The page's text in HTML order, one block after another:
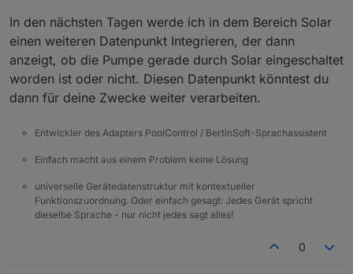
In den nächsten Tagen werde ich in dem Bereich Solar
einen weiteren Datenpunkt Integrieren, der dann
anzeigt, ob die Pumpe gerade durch Solar eingeschaltet
worden ist oder nicht. Diesen Datenpunkt könntest du
dann für deine Zwecke weiter verarbeiten.
Entwickler des Adapters PoolControl / BertinSoft-Sprachassistent
Einfach macht aus einem Problem keine Lösung
universelle Gerätedatenstruktur mit kontextueller
Funktionszuordnung. Oder einfach gesagt: Jedes Gerät spricht
dieselbe Sprache - nur nicht jedes sagt alles!
0